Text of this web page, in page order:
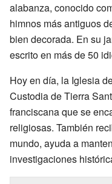
alabanza, conocido
himnos más antiguos
bien decorada. En su
escrito en más de 50
Hoy en día, la Iglesia
Custodia de Tierra
franciscana que se
religiosas. También
mundo, ayuda a
investigaciones